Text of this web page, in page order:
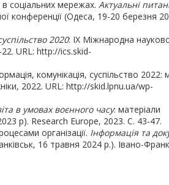
в соціальних мережах. Актуальні
конференції (Одеса, 19-20 березня
2020: IX Міжнародна
URL: http://ics.skid-
комунікація, суспільство 2022:
2022. URL: http://skid.lpnu.ua/wp-
в умовах воєнного часу: матеріали
р). Research Europe, 2023. С. 43-47.
організації. Інформація та
16 травня 2024 р.). Івано-